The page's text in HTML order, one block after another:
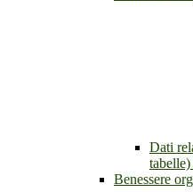
Dati
tabelle)
Benessere